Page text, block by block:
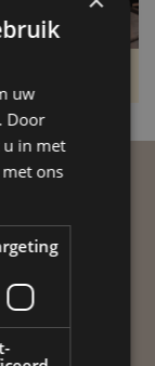
à votre
uw
Door
u in met
ons